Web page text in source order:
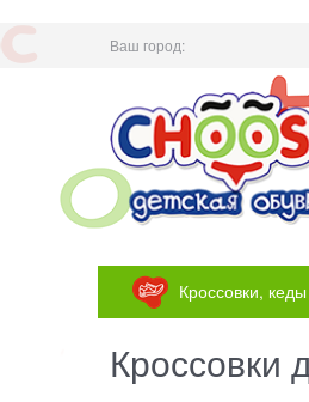
Ваш город:
Кроссовки, кеды
Кроссовки